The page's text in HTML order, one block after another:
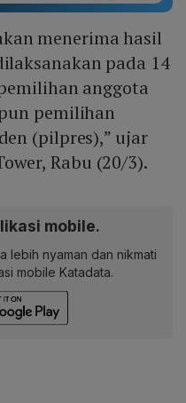
menerima hasil
pada 14
anggota
pemilihan
(pilpres),” ujar
Rabu (20/3).
mobile.
lebih nyaman dan nikmati
mobile Katadata.